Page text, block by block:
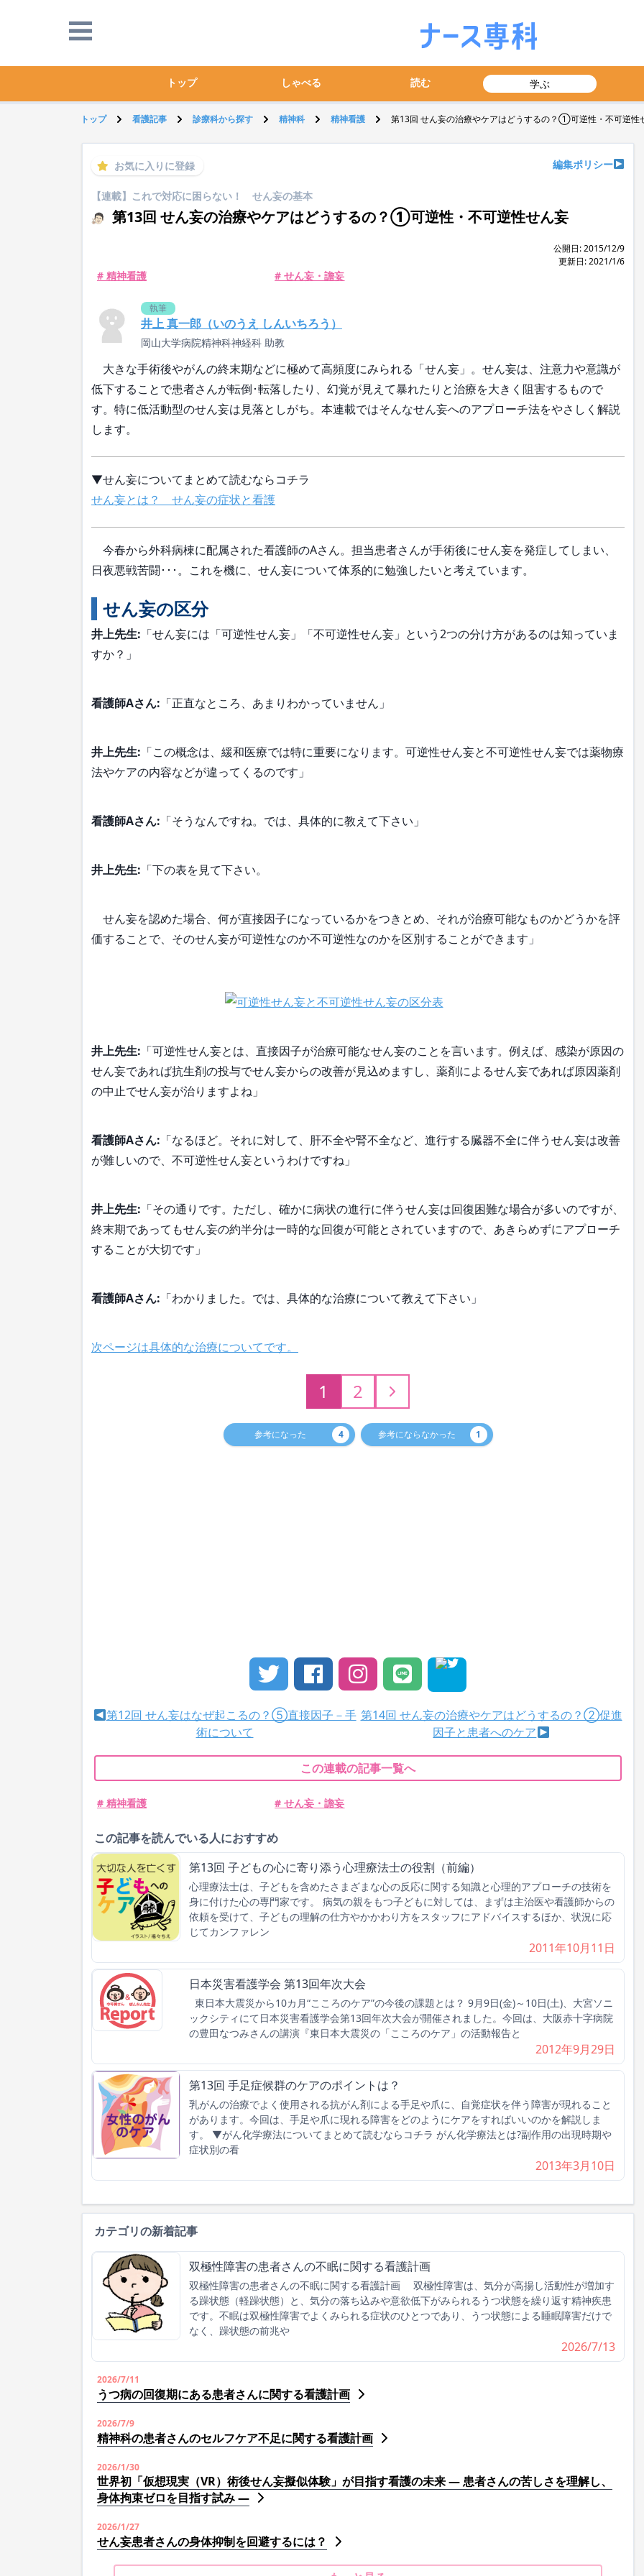
トップ しゃべる 読む 学ぶ
トップ 看護記事 診療科から探す 精神科 精神看護 第13回 せん妄の治療やケアはどうするの？①可逆性・不可逆性
お気に入りに登録 編集ポリシー
【連載】これで対応に困らない！ せん妄の基本
第13回 せん妄の治療やケアはどうするの？①可逆性・不可逆性せん妄
公開日: 2015/12/9
更新日: 2021/1/6
# 精神看護 # せん妄・譫妄
執筆
井上 真一郎（いのうえ しんいちろう）
岡山大学病院精神科神経科 助教
大きな手術後やがんの終末期などに極めて高頻度にみられる「せん妄」。せん妄は、注意力や意識が
低下することで患者さんが転倒･転落したり、幻覚が見えて暴れたりと治療を大きく阻害するもので
す。特に低活動型のせん妄は見落としがち。本連載ではそんなせん妄へのアプローチ法をやさしく解説
します。
▼せん妄についてまとめて読むならコチラ
せん妄とは？ せん妄の症状と看護
今春から外科病棟に配属された看護師のAさん。担当患者さんが手術後にせん妄を発症してしまい、
日夜悪戦苦闘･･･。これを機に、せん妄について体系的に勉強したいと考えています。
せん妄の区分
井上先生: 「せん妄には「可逆性せん妄」「不可逆性せん妄」という2つの分け方があるのは知っていま
すか？」
看護師Aさん: 「正直なところ、あまりわかっていません」
井上先生: 「この概念は、緩和医療では特に重要になります。可逆性せん妄と不可逆性せん妄では薬物療
法やケアの内容などが違ってくるのです」
看護師Aさん: 「そうなんですね。では、具体的に教えて下さい」
井上先生: 「下の表を見て下さい。
せん妄を認めた場合、何が直接因子になっているかをつきとめ、それが治療可能なものかどうかを評
価することで、そのせん妄が可逆性なのか不可逆性なのかを区別することができます」
井上先生: 「可逆性せん妄とは、直接因子が治療可能なせん妄のことを言います。例えば、感染が原因の
せん妄であれば抗生剤の投与でせん妄からの改善が見込めますし、薬剤によるせん妄であれば原因薬剤
の中止でせん妄が治りますよね」
看護師Aさん: 「なるほど。それに対して、肝不全や腎不全など、進行する臓器不全に伴うせん妄は改善
が難しいので、不可逆性せん妄というわけですね」
井上先生: 「その通りです。ただし、確かに病状の進行に伴うせん妄は回復困難な場合が多いのですが、
終末期であってもせん妄の約半分は一時的な回復が可能とされていますので、あきらめずにアプローチ
することが大切です」
看護師Aさん: 「わかりました。では、具体的な治療について教えて下さい」
次ページは具体的な治療についてです。
1 2
参考になった 4 参考にならなかった 1
第12回 せん妄はなぜ起こるの？⑤直接因子－手
術について
第14回 せん妄の治療やケアはどうするの？②促進
因子と患者へのケア
この連載の記事一覧へ
# 精神看護 # せん妄・譫妄
この記事を読んでいる人におすすめ
第13回 子どもの心に寄り添う心理療法士の役割（前編）
心理療法士は、子どもを含めたさまざまな心の反応に関する知識と心理的アプローチの技術を
身に付けた心の専門家です。 病気の親をもつ子どもに対しては、まずは主治医や看護師からの
依頼を受けて、子どもの理解の仕方やかかわり方をスタッフにアドバイスするほか、状況に応
じてカンファレン
2011年10月11日
日本災害看護学会 第13回年次大会
東日本大震災から10カ月“こころのケア”の今後の課題とは？ 9月9日(金)～10日(土)、大宮ソニ
ックシティにて日本災害看護学会第13回年次大会が開催されました。今回は、大阪赤十字病院
の豊田なつみさんの講演『東日本大震災の「こころのケア」の活動報告と
2012年9月29日
第13回 手足症候群のケアのポイントは？
乳がんの治療でよく使用される抗がん剤による手足や爪に、自覚症状を伴う障害が現れること
があります。今回は、手足や爪に現れる障害をどのようにケアをすればいいのかを解説しま
す。 ▼がん化学療法についてまとめて読むならコチラ がん化学療法とは?副作用の出現時期や
症状別の看
2013年3月10日
カテゴリの新着記事
双極性障害の患者さんの不眠に関する看護計画
双極性障害の患者さんの不眠に関する看護計画 双極性障害は、気分が高揚し活動性が増加す
る躁状態（軽躁状態）と、気分の落ち込みや意欲低下がみられるうつ状態を繰り返す精神疾患
です。不眠は双極性障害でよくみられる症状のひとつであり、うつ状態による睡眠障害だけで
なく、躁状態の前兆や
2026/7/13
2026/7/11
うつ病の回復期にある患者さんに関する看護計画
2026/7/9
精神科の患者さんのセルフケア不足に関する看護計画
2026/1/30
世界初「仮想現実（VR）術後せん妄擬似体験」が目指す看護の未来 ― 患者さんの苦しさを理解し、
身体拘束ゼロを目指す試み ―
2026/1/27
せん妄患者さんの身体抑制を回避するには？